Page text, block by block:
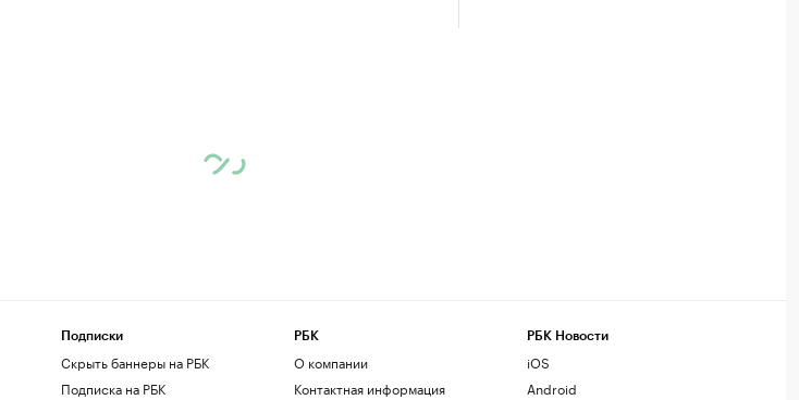
Подписки
Скрыть баннеры на РБК
Подписка на РБК
РБК
О компании
Контактная информация
РБК Новости
iOS
Android